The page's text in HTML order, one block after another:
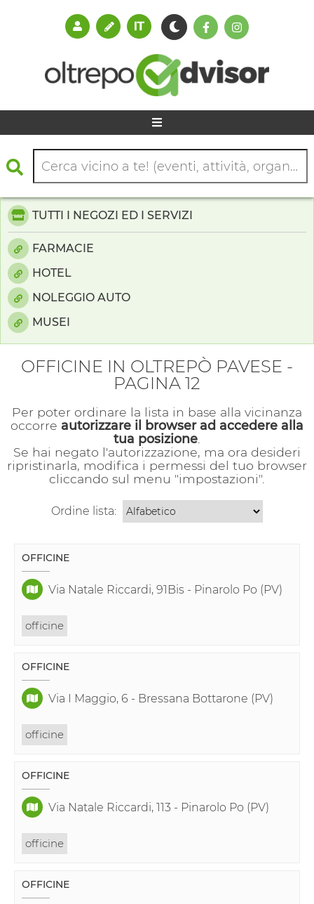
TUTTI I NEGOZI ED I SERVIZI
FARMACIE
HOTEL
NOLEGGIO AUTO
MUSEI
OFFICINE IN OLTREPÒ PAVESE -
PAGINA 12
Per poter ordinare la lista in base alla vicinanza
occorre autorizzare il browser ad accedere alla
tua posizione
Se hai negato l'autorizzazione, ma ora desideri
ripristinarla, modifica i permessi del tuo browser
cliccando sul menu "impostazioni".
Ordine lista:
OFFICINE
Via Natale Riccardi, 91Bis - Pinarolo Po (PV)
officine
OFFICINE
Via I Maggio, 6 - Bressana Bottarone (PV)
officine
OFFICINE
Via Natale Riccardi, 113 - Pinarolo Po (PV)
officine
OFFICINE